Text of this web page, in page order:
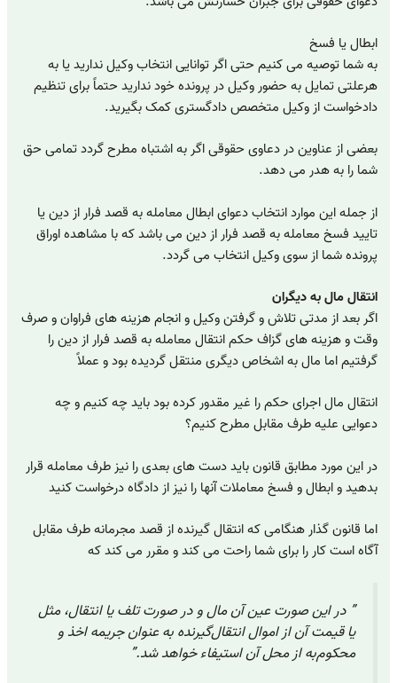
ابطال یا فسخ
به شما توصیه می کنیم حتی اگر توانایی انتخاب وکیل ندارید یا به
هرعلتی تمایل به حضور وکیل در پرونده خود ندارید حتماً برای تنظیم
دادخواست از وکیل متخصص دادگستری کمک بگیرید.
بعضی از عناوین در دعاوی حقوقی اگر به اشتباه مطرح گردد تمامی حق
شما را به هدر می دهد.
از جمله این موارد انتخاب دعوای ابطال معامله به قصد فرار از دین یا
تایید فسخ معامله به قصد فرار از دین می باشد که با مشاهده اوراق
پرونده شما از سوی وکیل انتخاب می گردد.
انتقال مال به دیگران
اگر بعد از مدتی تلاش و گرفتن وکیل و انجام هزینه های فراوان و صرف
وقت و هزینه های گزاف حکم انتقال معامله به قصد فرار از دین را
گرفتیم اما مال به اشخاص دیگری منتقل گردیده بود و عملاً
انتقال مال اجرای حکم را غیر مقدور کرده بود باید چه کنیم و چه
دعوایی علیه طرف مقابل مطرح کنیم؟
در این مورد مطابق قانون باید دست های بعدی را نیز طرف معامله قرار
بدهید و ابطال و فسخ معاملات آنها را نیز از دادگاه درخواست کنید
اما قانون گذار هنگامی که انتقال گیرنده از قصد مجرمانه طرف مقابل
آگاه است کار را برای شما راحت می کند و مقرر می کند که
” در این صورت عین آن مال و در صورت تلف یا انتقال، مثل
یا قیمت آن از اموال انتقال‌گیرنده به عنوان جریمه اخذ و
محکوم‌به از محل آن استیفاء خواهد شد.”